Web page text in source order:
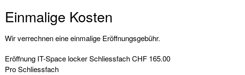
Einmalige Kosten
Wir verrechnen eine einmalige Eröffnungsgebühr.
Eröffnung IT-Space locker SchliessfachCHF 165.00
Pro Schliessfach